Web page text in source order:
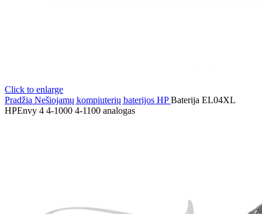
Click to enlarge
Pradžia Nešiojamų kompiuterių baterijos HPBaterija EL04XL
HPEnvy 4 4-1000 4-1100 analogas